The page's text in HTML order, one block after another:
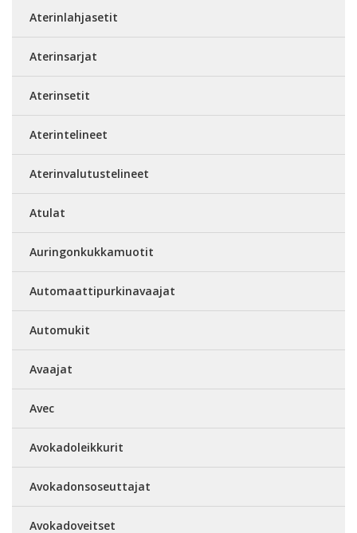
Aterinlahjasetit
Aterinsarjat
Aterinsetit
Aterintelineet
Aterinvalutustelineet
Atulat
Auringonkukkamuotit
Automaattipurkinavaajat
Automukit
Avaajat
Avec
Avokadoleikkurit
Avokadonsoseuttajat
Avokadoveitset